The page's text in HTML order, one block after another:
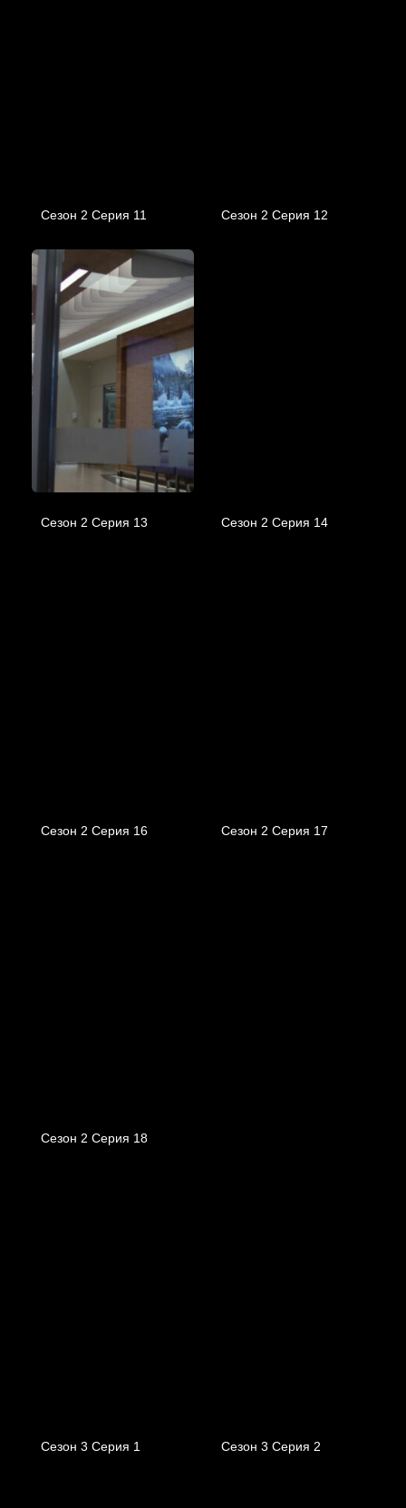
Сезон 2 Серия 11 Сезон 2 Серия 12
Сезон 2 Серия 13 Сезон 2 Серия 14
Сезон 2 Серия 16 Сезон 2 Серия 17
Сезон 2 Серия 18
Сезон 3 Серия 1 Сезон 3 Серия 2